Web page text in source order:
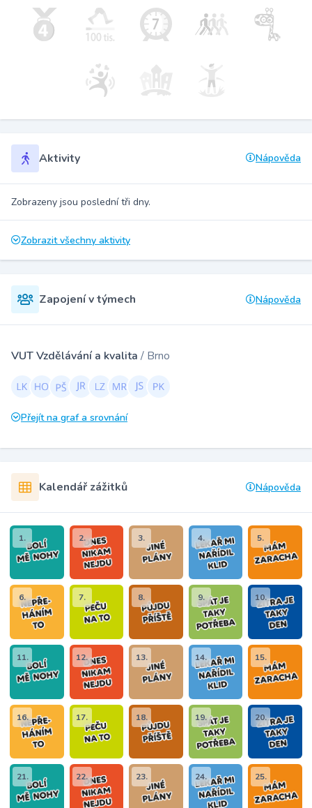
Aktivity Nápověda
Zobrazeny jsou poslední tři dny.
Zobrazit všechny aktivity
Zapojení v týmech Nápověda
VUT Vzdělávání a kvalita / Brno
Přejít na graf a srovnání
Kalendář zážitků Nápověda
1. 2. 3. 4. 5.
6. 7. 8. 9. 10.
11. 12. 13. 14. 15.
16. 17. 18. 19. 20.
21. 22. 23. 24. 25.